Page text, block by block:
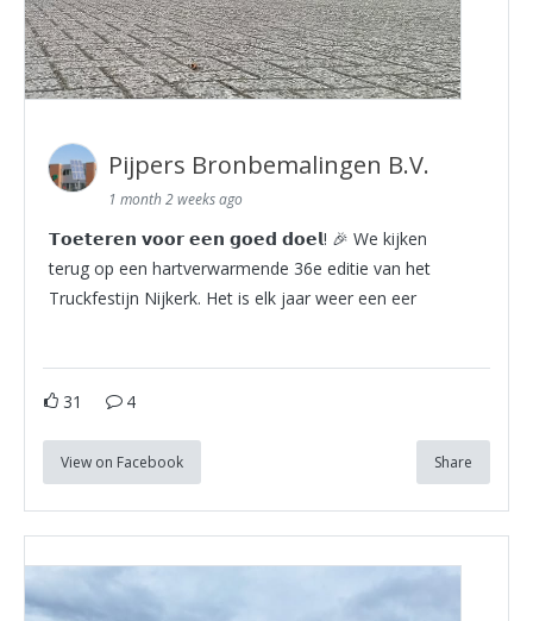
Pijpers Bronbemalingen B.V.
1 month 2 weeks ago
𝗧𝗼𝗲𝘁𝗲𝗿𝗲𝗻 𝘃𝗼𝗼𝗿 𝗲𝗲𝗻 𝗴𝗼𝗲𝗱 𝗱𝗼𝗲𝗹! 🎉 We kijken
terug op een hartverwarmende 36e editie van het
Truckfestijn Nijkerk. Het is elk jaar weer een eer
31 4
View on Facebook Share